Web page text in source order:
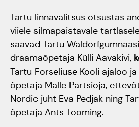
Eda
Jaansoo
Anne
Masing-
Luik
Tartu linnavalitsus otsustas
viiele silmapaistavale
saavad Tartu
draamaõpetaja Külli Aavakivi,
Tartu Forseliuse Kooli ajaloo
õpetaja Malle Partsioja,
Nordic juht Eva Pedjak ning
õpetaja Ants Tooming.